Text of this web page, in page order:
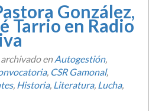
González,
Tarrio en Radio
enAutogestión,
, CSR Gamonal,
, Historia, Literatura, Lucha,